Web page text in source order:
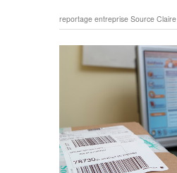
reportage entreprise Source Claire